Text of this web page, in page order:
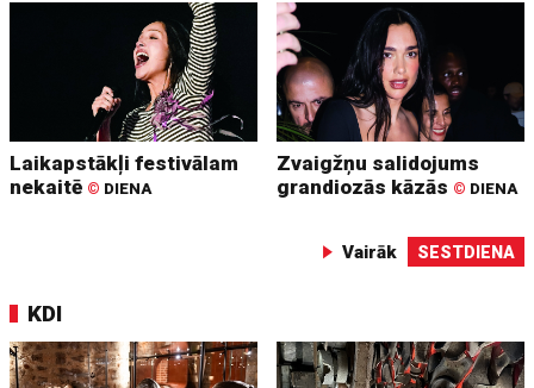
Laikapstākļi festivālam
nekaitē © DIENA
Zvaigžņu salidojums
grandiozās kāzās © DIENA
Vairāk SESTDIENA
KDI